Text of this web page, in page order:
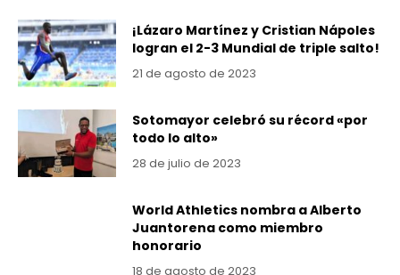
¡Lázaro Martínez y Cristian Nápoles
logran el 2-3 Mundial de triple salto!
21 de agosto de 2023
Sotomayor celebró su récord «por
todo lo alto»
28 de julio de 2023
World Athletics nombra a Alberto
Juantorena como miembro
honorario
18 de agosto de 2023